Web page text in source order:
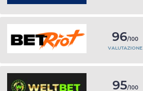
96/100
VALUTAZIONE
95/100